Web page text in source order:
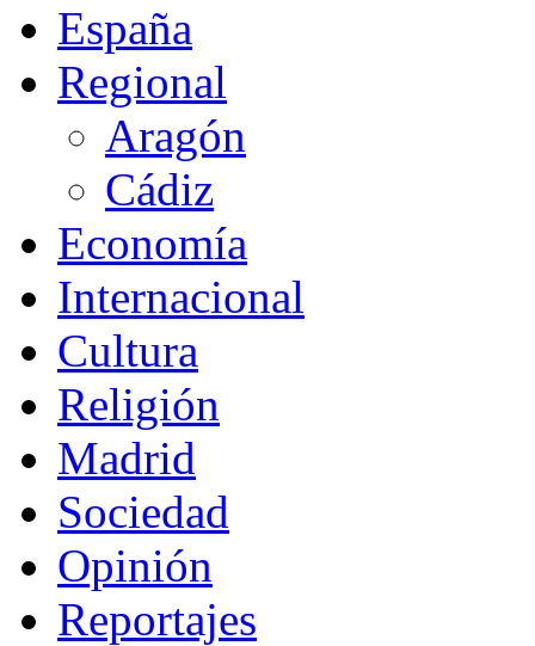
España
Regional
Aragón
Cádiz
Economía
Internacional
Cultura
Religión
Madrid
Sociedad
Opinión
Reportajes